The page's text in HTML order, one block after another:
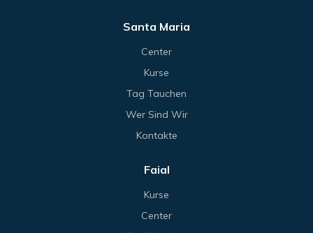
Santa Maria
Center
Kurse
Tag Tauchen
Wer Sind Wir
Kontakte
Faial
Kurse
Center